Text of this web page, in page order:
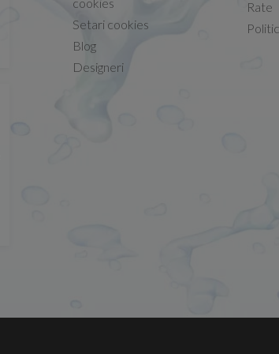
13.02.2026
Setari cookies
Blog
Designeri
Rate